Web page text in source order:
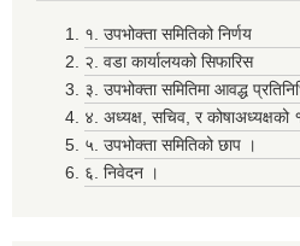
१. उपभोक्ता समितिको निर्णय
२. वडा कार्यालयको सिफारिस
३. उपभोक्ता समितिमा आवद्ध
४. अध्यक्ष, सचिव, र कोषाअध्यक्षको
५. उपभोक्ता समितिको छाप ।
६. निवेदन ।